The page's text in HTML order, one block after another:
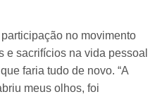
no movimento
sacrifícios na vida pessoal
faria tudo de novo. “A
meus olhos, foi